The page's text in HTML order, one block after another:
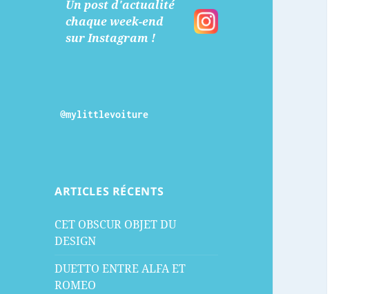
Un post d'actualité
chaque week-end
sur Instagram !
@mylittlevoiture
ARTICLES RÉCENTS
CET OBSCUR OBJET DU
DESIGN
DUETTO ENTRE ALFA ET
ROMEO